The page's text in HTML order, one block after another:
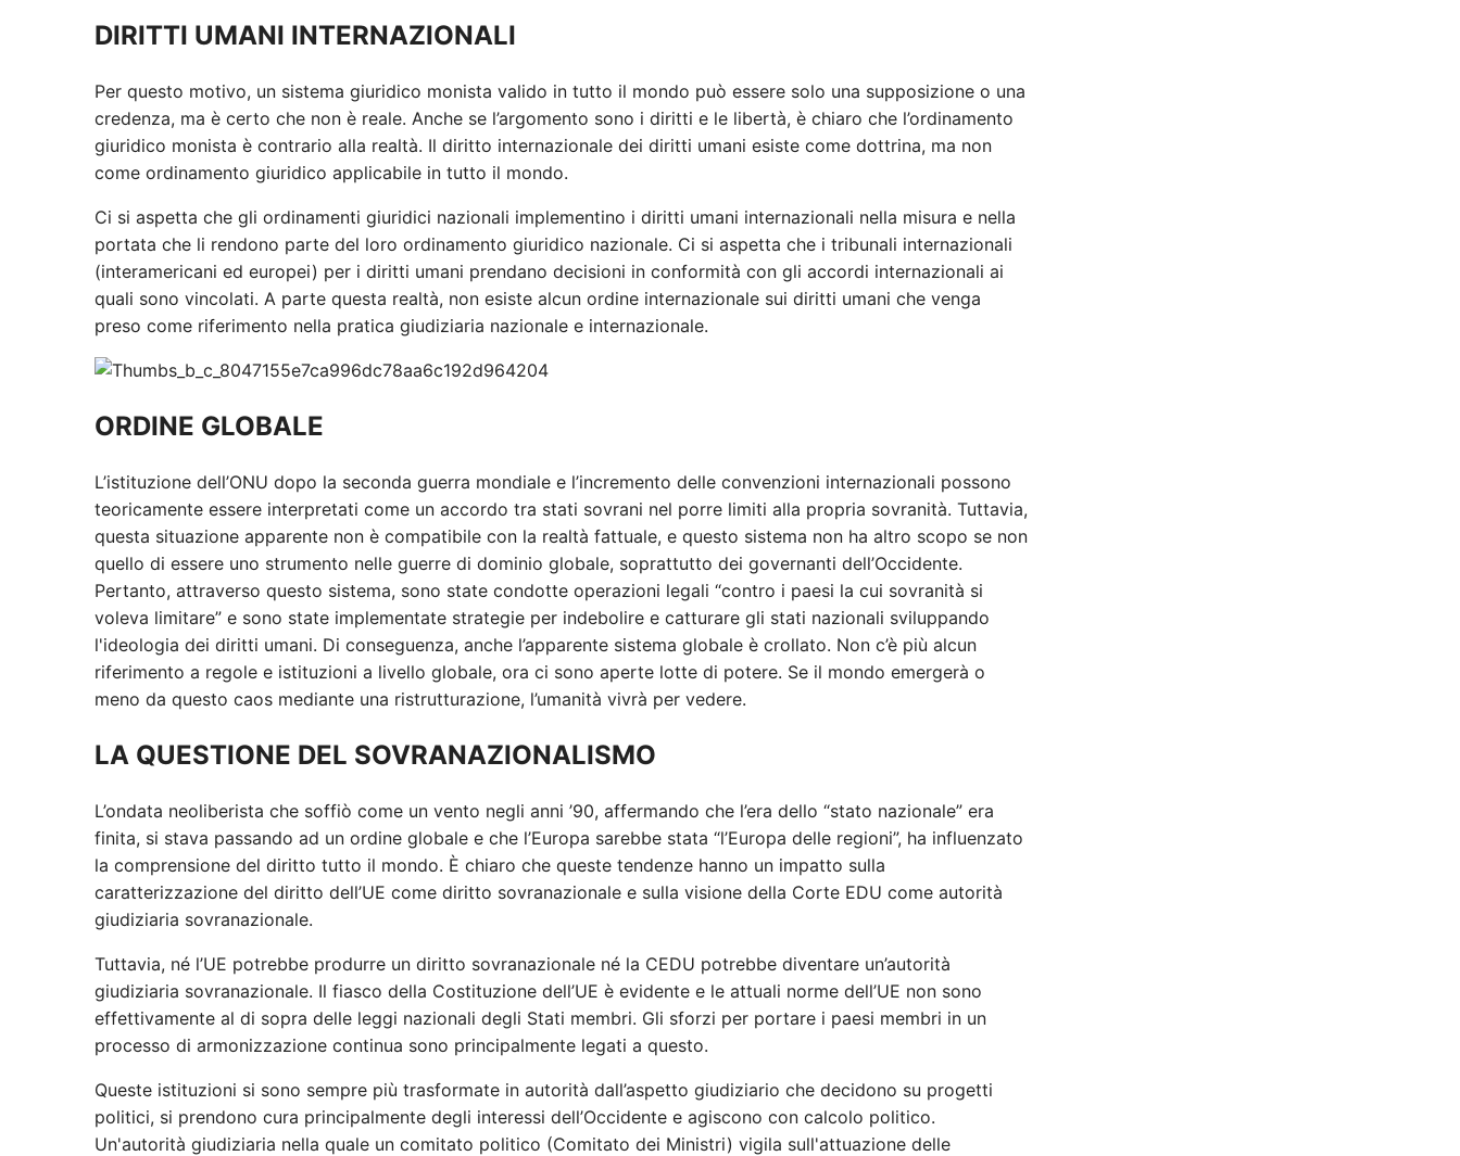
DIRITTI UMANI INTERNAZIONALI
Per questo motivo, un sistema giuridico monista valido in tutto il mondo può essere solo una supposizione o una
credenza, ma è certo che non è reale. Anche se l’argomento sono i diritti e le libertà, è chiaro che l’ordinamento
giuridico monista è contrario alla realtà. Il diritto internazionale dei diritti umani esiste come dottrina, ma non
come ordinamento giuridico applicabile in tutto il mondo.
Ci si aspetta che gli ordinamenti giuridici nazionali implementino i diritti umani internazionali nella misura e nella
portata che li rendono parte del loro ordinamento giuridico nazionale. Ci si aspetta che i tribunali internazionali
(interamericani ed europei) per i diritti umani prendano decisioni in conformità con gli accordi internazionali ai
quali sono vincolati. A parte questa realtà, non esiste alcun ordine internazionale sui diritti umani che venga
preso come riferimento nella pratica giudiziaria nazionale e internazionale.
ORDINE GLOBALE
L’istituzione dell’ONU dopo la seconda guerra mondiale e l’incremento delle convenzioni internazionali possono
teoricamente essere interpretati come un accordo tra stati sovrani nel porre limiti alla propria sovranità. Tuttavia,
questa situazione apparente non è compatibile con la realtà fattuale, e questo sistema non ha altro scopo se non
quello di essere uno strumento nelle guerre di dominio globale, soprattutto dei governanti dell’Occidente.
Pertanto, attraverso questo sistema, sono state condotte operazioni legali “contro i paesi la cui sovranità si
voleva limitare” e sono state implementate strategie per indebolire e catturare gli stati nazionali sviluppando
l'ideologia dei diritti umani. Di conseguenza, anche l’apparente sistema globale è crollato. Non c’è più alcun
riferimento a regole e istituzioni a livello globale, ora ci sono aperte lotte di potere. Se il mondo emergerà o
meno da questo caos mediante una ristrutturazione, l’umanità vivrà per vedere.
LA QUESTIONE DEL SOVRANAZIONALISMO
L’ondata neoliberista che soffiò come un vento negli anni ’90, affermando che l’era dello “stato nazionale” era
finita, si stava passando ad un ordine globale e che l’Europa sarebbe stata “l’Europa delle regioni”, ha influenzato
la comprensione del diritto tutto il mondo. È chiaro che queste tendenze hanno un impatto sulla
caratterizzazione del diritto dell’UE come diritto sovranazionale e sulla visione della Corte EDU come autorità
giudiziaria sovranazionale.
Tuttavia, né l’UE potrebbe produrre un diritto sovranazionale né la CEDU potrebbe diventare un’autorità
giudiziaria sovranazionale. Il fiasco della Costituzione dell’UE è evidente e le attuali norme dell’UE non sono
effettivamente al di sopra delle leggi nazionali degli Stati membri. Gli sforzi per portare i paesi membri in un
processo di armonizzazione continua sono principalmente legati a questo.
Queste istituzioni si sono sempre più trasformate in autorità dall’aspetto giudiziario che decidono su progetti
politici, si prendono cura principalmente degli interessi dell’Occidente e agiscono con calcolo politico.
Un'autorità giudiziaria nella quale un comitato politico (Comitato dei Ministri) vigila sull'attuazione delle